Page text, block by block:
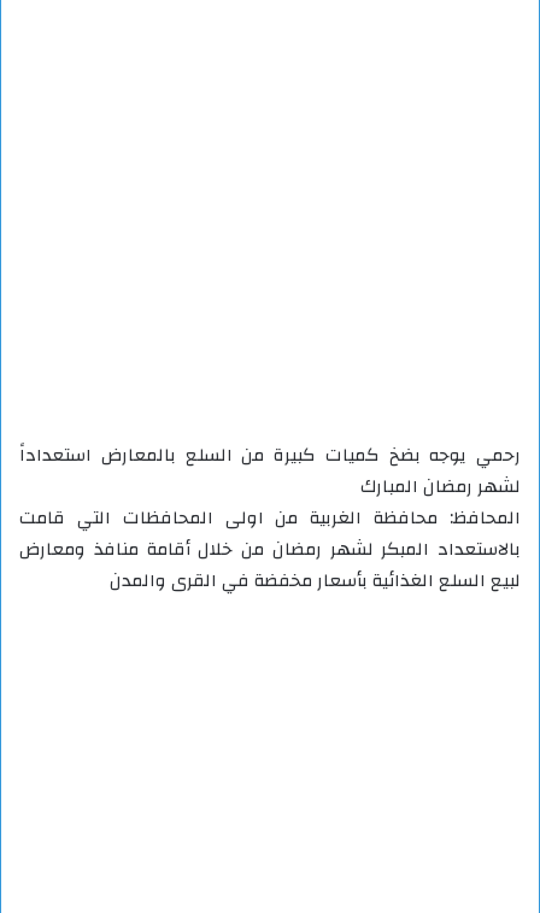
رحمي يوجه بضخ كميات كبيرة من السلع بالمعارض استعداداً
لشهر رمضان المبارك
المحافظ: محافظة الغربية من اولى المحافظات التي قامت
بالاستعداد المبكر لشهر رمضان من خلال أقامة منافذ ومعارض
لبيع السلع الغذائية بأسعار مخفضة في القرى والمدن